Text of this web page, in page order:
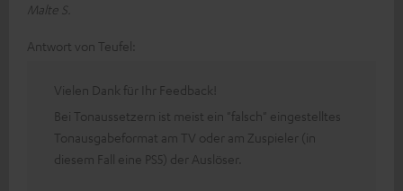
Malte S.
Antwort von Teufel:
Vielen Dank für Ihr Feedback!
Bei Tonaussetzern ist meist ein "falsch" eingestelltes
Tonausgabeformat am TV oder am Zuspieler (in
diesem Fall eine PS5) der Auslöser.